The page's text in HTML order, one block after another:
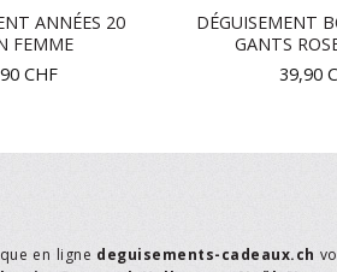
ANNÉES 20
FEMME
CHF
DÉGUISEMENT
GANTS
39,90
en ligne deguisements-cadeaux.ch